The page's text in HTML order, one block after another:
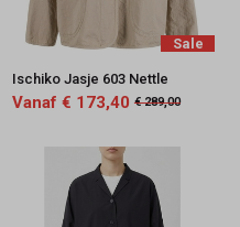
Sale
Ischiko Jasje 603 Nettle
Vanaf € 173,40 € 289,00